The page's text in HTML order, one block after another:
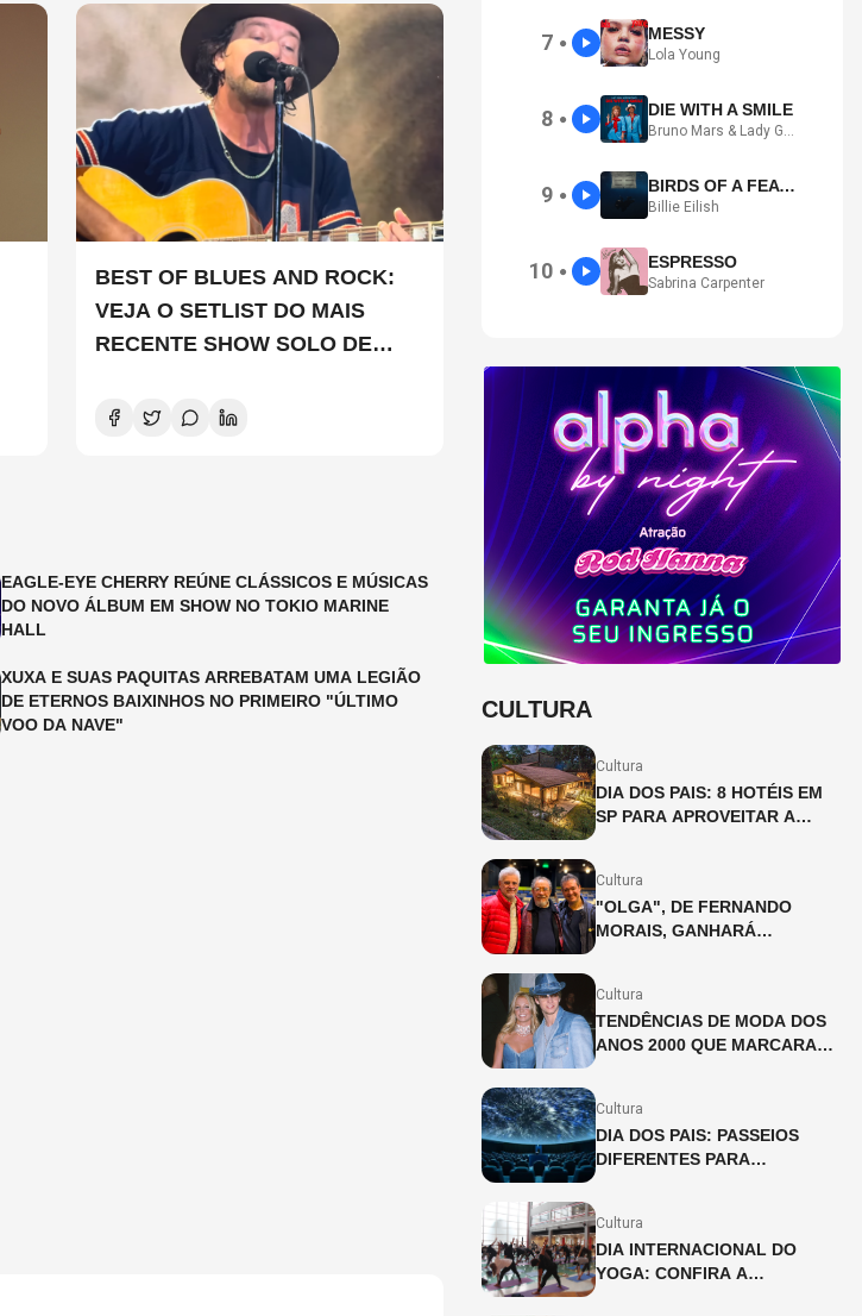
BEST OF BLUES AND ROCK:
VEJA O SETLIST DO MAIS
RECENTE SHOW SOLO DE
EAGLE-EYE CHERRY REÚNE CLÁSSICOS E MÚSICAS
DO NOVO ÁLBUM EM SHOW NO TOKIO MARINE
HALL
XUXA E SUAS PAQUITAS ARREBATAM UMA LEGIÃO
DE ETERNOS BAIXINHOS NO PRIMEIRO "ÚLTIMO
VOO DA NAVE"
7 ● MESSY
Lola Young
8 ● DIE WITH A SMILE
Bruno Mars & Lady Gaga
9 ● BIRDS OF A FEATHER
Billie Eilish
10 ● ESPRESSO
Sabrina Carpenter
CULTURA
Cultura
DIA DOS PAIS: 8 HOTÉIS EM
SP PARA APROVEITAR A
Cultura
"OLGA", DE FERNANDO
MORAIS, GANHARÁ
Cultura
TENDÊNCIAS DE MODA DOS
ANOS 2000 QUE MARCARAM
Cultura
DIA DOS PAIS: PASSEIOS
DIFERENTES PARA
Cultura
DIA INTERNACIONAL DO
YOGA: CONFIRA A